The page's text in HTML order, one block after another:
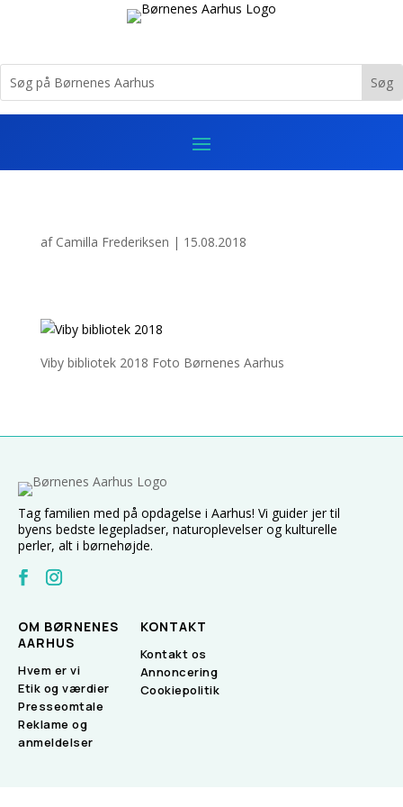
af Camilla Frederiksen | 15.08.2018
Viby bibliotek 2018 Foto Børnenes Aarhus
Tag familien med på opdagelse i Aarhus! Vi guider jer til
byens bedste legepladser, naturoplevelser og kulturelle
perler, alt i børnehøjde.
OM BØRNENES
AARHUS
Hvem er vi
Etik og værdier
Presseomtale
Reklame og
anmeldelser
KONTAKT
Kontakt os
Annoncering
Cookiepolitik